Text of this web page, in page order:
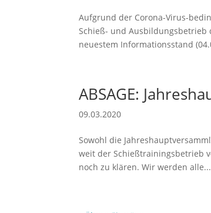
Aufgrund der Corona-Virus-
Schieß- und Ausbildungsbetrieb
neuestem Informationsstand
ABSAGE:
09.03.2020
Sowohl die
weit der Schießtrainingsbetrieb
noch zu klären. Wir werden alle...